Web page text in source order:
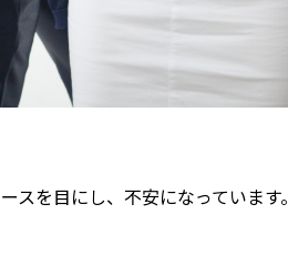
を目にし、不安になっています。